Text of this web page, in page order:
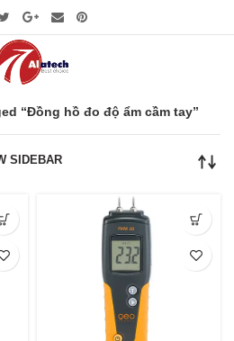
“Đồng hồ đo độ ẩm cầm tay”
SIDEBAR